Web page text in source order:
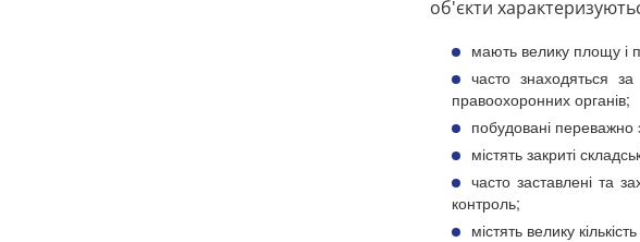
об'єкти
мають велику площу і
часто знаходяться
правоохоронних органів;
побудовані переважно
містять закриті
часто заставлені та
контроль;
містять велику